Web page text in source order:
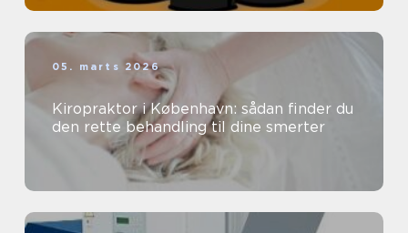
05. marts 2026
Kiropraktor i København: sådan finder du
den rette behandling til dine smerter